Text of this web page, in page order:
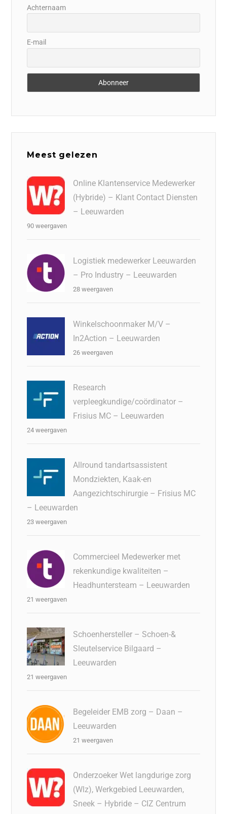
Achternaam
E-mail
Meest gelezen
Online Klantenservice Medewerker
(Hybride) – Klant Contact Diensten
– Leeuwarden
90 weergaven
Logistiek medewerker Leeuwarden
– Pro Industry – Leeuwarden
28 weergaven
Winkelschoonmaker M/V –
In2Action – Leeuwarden
26 weergaven
Research
verpleegkundige/coördinator –
Frisius MC – Leeuwarden
24 weergaven
Allround tandartsassistent
Mondziekten, Kaak-en
Aangezichtschirurgie – Frisius MC
– Leeuwarden
23 weergaven
Commercieel Medewerker met
rekenkundige kwaliteiten –
Headhuntersteam – Leeuwarden
21 weergaven
Schoenhersteller – Schoen-&
Sleutelservice Bilgaard –
Leeuwarden
21 weergaven
Begeleider EMB zorg – Daan –
Leeuwarden
21 weergaven
Onderzoeker Wet langdurige zorg
(Wlz), Werkgebied Leeuwarden,
Sneek – Hybride – CIZ Centrum